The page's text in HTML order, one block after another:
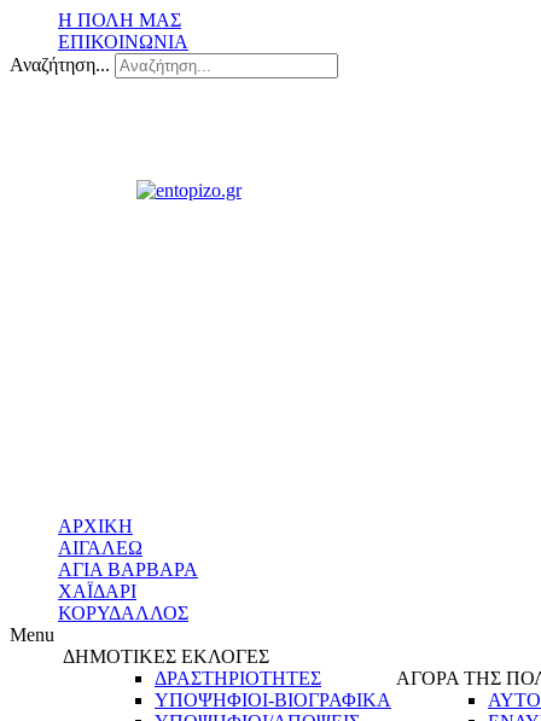
Η ΠΟΛΗ ΜΑΣ
ΕΠΙΚΟΙΝΩΝΙΑ
Αναζήτηση...
ΑΡΧΙΚΗ
ΑΙΓΑΛΕΩ
ΑΓΙΑ ΒΑΡΒΑΡΑ
ΧΑΪΔΑΡΙ
ΚΟΡΥΔΑΛΛΟΣ
Menu
ΔΗΜΟΤΙΚΕΣ ΕΚΛΟΓΕΣ
ΔΡΑΣΤΗΡΙΟΤΗΤΕΣ
ΥΠΟΨΗΦΙΟΙ-ΒΙΟΓΡΑΦΙΚΑ
ΑΓΟΡΑ ΤΗΣ